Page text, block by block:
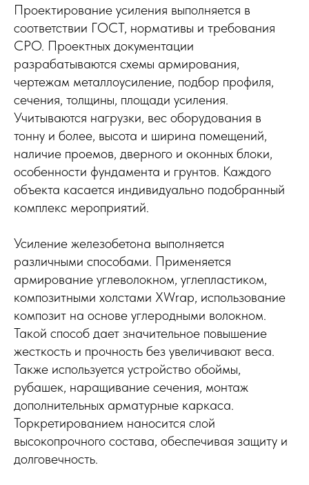
Проектирование усиления выполняется в
соответствии ГОСТ, нормативы и требования
СРО. Проектных документации
разрабатываются схемы армирования,
чертежам металлоусиление, подбор профиля,
сечения, толщины, площади усиления.
Учитываются нагрузки, вес оборудования в
тонну и более, высота и ширина помещений,
наличие проемов, дверного и оконных блоки,
особенности фундамента и грунтов. Каждого
объекта касается индивидуально подобранный
комплекс мероприятий.
Усиление железобетона выполняется
различными способами. Применяется
армирование углеволокном, углепластиком,
композитными холстами XWrap, использование
композит на основе углеродными волокном.
Такой способ дает значительное повышение
жесткость и прочность без увеличивают веса.
Также используется устройство обоймы,
рубашек, наращивание сечения, монтаж
дополнительных арматурные каркаса.
Торкретированием наносится слой
высокопрочного состава, обеспечивая защиту и
долговечность.